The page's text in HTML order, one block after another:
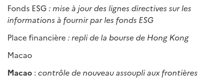
Fonds ESG : mise à jour des lignes directives sur les
informations à fournir par les fonds ESG
Place financière: repli de la bourse de Hong Kong
Macao
Macao : contrôle de nouveau assoupli aux frontières